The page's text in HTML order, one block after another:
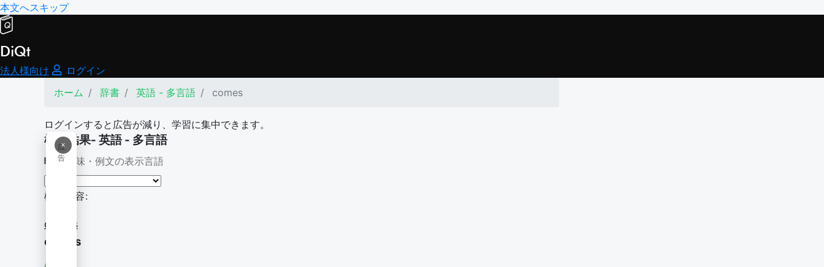
本文へスキップ
DiQt
法人様向け
ログイン
ホーム
辞書 英語 - 多言語 comes
ログインすると広告が減り、学習に集中できます。
×
広
告
検索結果- 英語 - 多言語
意味・例文の表示言語
検索内容:
comes
comes